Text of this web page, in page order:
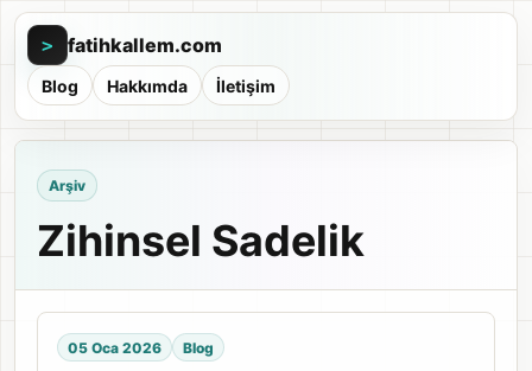
> fatihkallem.com
Blog Hakkımda İletişim
Arşiv
Zihinsel Sadelik
05 Oca 2026 Blog